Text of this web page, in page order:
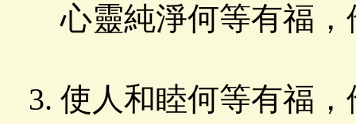
心靈純淨何等有福
使人和睦何等有福